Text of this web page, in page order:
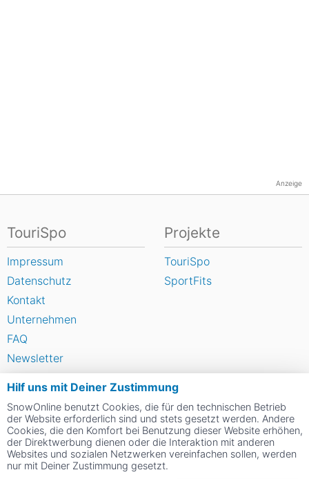
Anzeige
Hilf uns mit Deiner Zustimmung
SnowOnline benutzt Cookies, die für den technischen Betrieb
der Website erforderlich sind und stets gesetzt werden. Andere
Cookies, die den Komfort bei Benutzung dieser Website erhöhen,
der Direktwerbung dienen oder die Interaktion mit anderen
Websites und sozialen Netzwerken vereinfachen sollen, werden
nur mit Deiner Zustimmung gesetzt.
TouriSpo
Impressum
Datenschutz
Kontakt
Unternehmen
FAQ
Newsletter
Widget
Umfragen
Skigebiet bewerten
Projekte
TouriSpo
SportFits
Social Web